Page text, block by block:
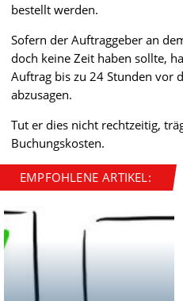
bestellt werden.
Sofern der Auftraggeber an
doch keine Zeit haben sollte,
Auftrag bis zu 24 Stunden vor
abzusagen.
Tut er dies nicht rechtzeitig,
Buchungskosten.
EMPFOHLENE ARTIKEL: